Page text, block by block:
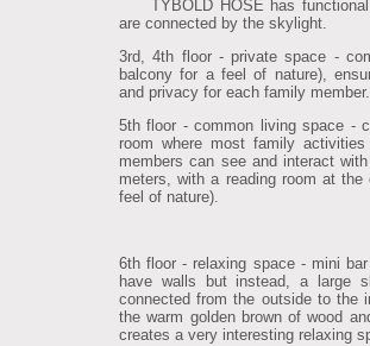
TYBOLD HOSE has functional
are connected by the skylight.
3rd, 4th floor - private space -
balcony for a feel of nature),
and privacy for each family member.
5th floor - common living space -
room where most family
members can see and interact
meters, with a reading room at
feel of nature).
6th floor - relaxing space - mini
have walls but instead, a large
connected from the outside to the
the warm golden brown of wood
creates a very interesting relaxing